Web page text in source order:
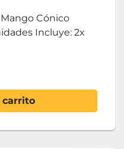
Cónico
Incluye: 2x
carrito